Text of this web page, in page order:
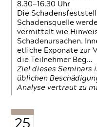
8.30—16.30 Uhr
Die
Schadensquelle
vermittelt wie
Schadenursachen.
etliche Exponate zur
die Teilnehmer Beg…
Ziel dieses Seminars
üblichen
Analyse vertraut zu
25